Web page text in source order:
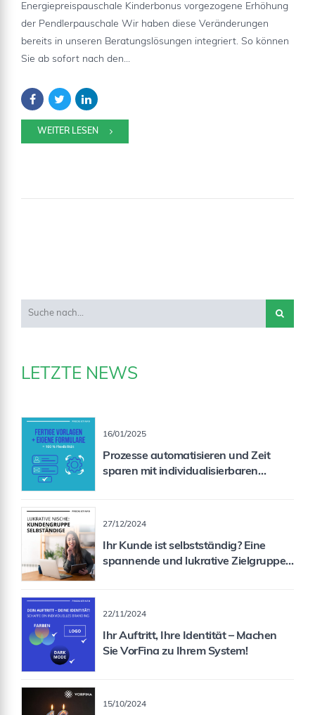
Energiepreispauschale Kinderbonus vorgezogene Erhöhung
der Pendlerpauschale Wir haben diese Veränderungen
bereits in unseren Beratungslösungen integriert. So können
Sie ab sofort nach den...
WEITER LESEN
LETZTE NEWS
16/01/2025
Prozesse automatisieren und Zeit
sparen mit individualisierbaren
27/12/2024
Ihr Kunde ist selbstständig? Eine
spannende und lukrative Zielgruppe
22/11/2024
Ihr Auftritt, Ihre Identität – Machen
Sie VorFina zu Ihrem System!
15/10/2024